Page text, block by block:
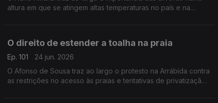
altura em que se atingem altas temperaturas no país e na
O direito de estender a toalha na praia
Ep. 101
24 jun. 2026
O Afonso de Sousa traz ao largo o protesto na Arrábida contra
as restrições no acesso às praias e tentativas de privatização